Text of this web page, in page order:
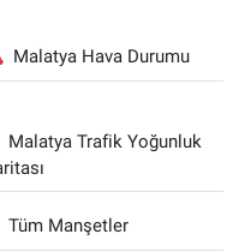
Malatya Hava Durumu
Malatya Trafik Yoğunluk
Tüm Manşetler